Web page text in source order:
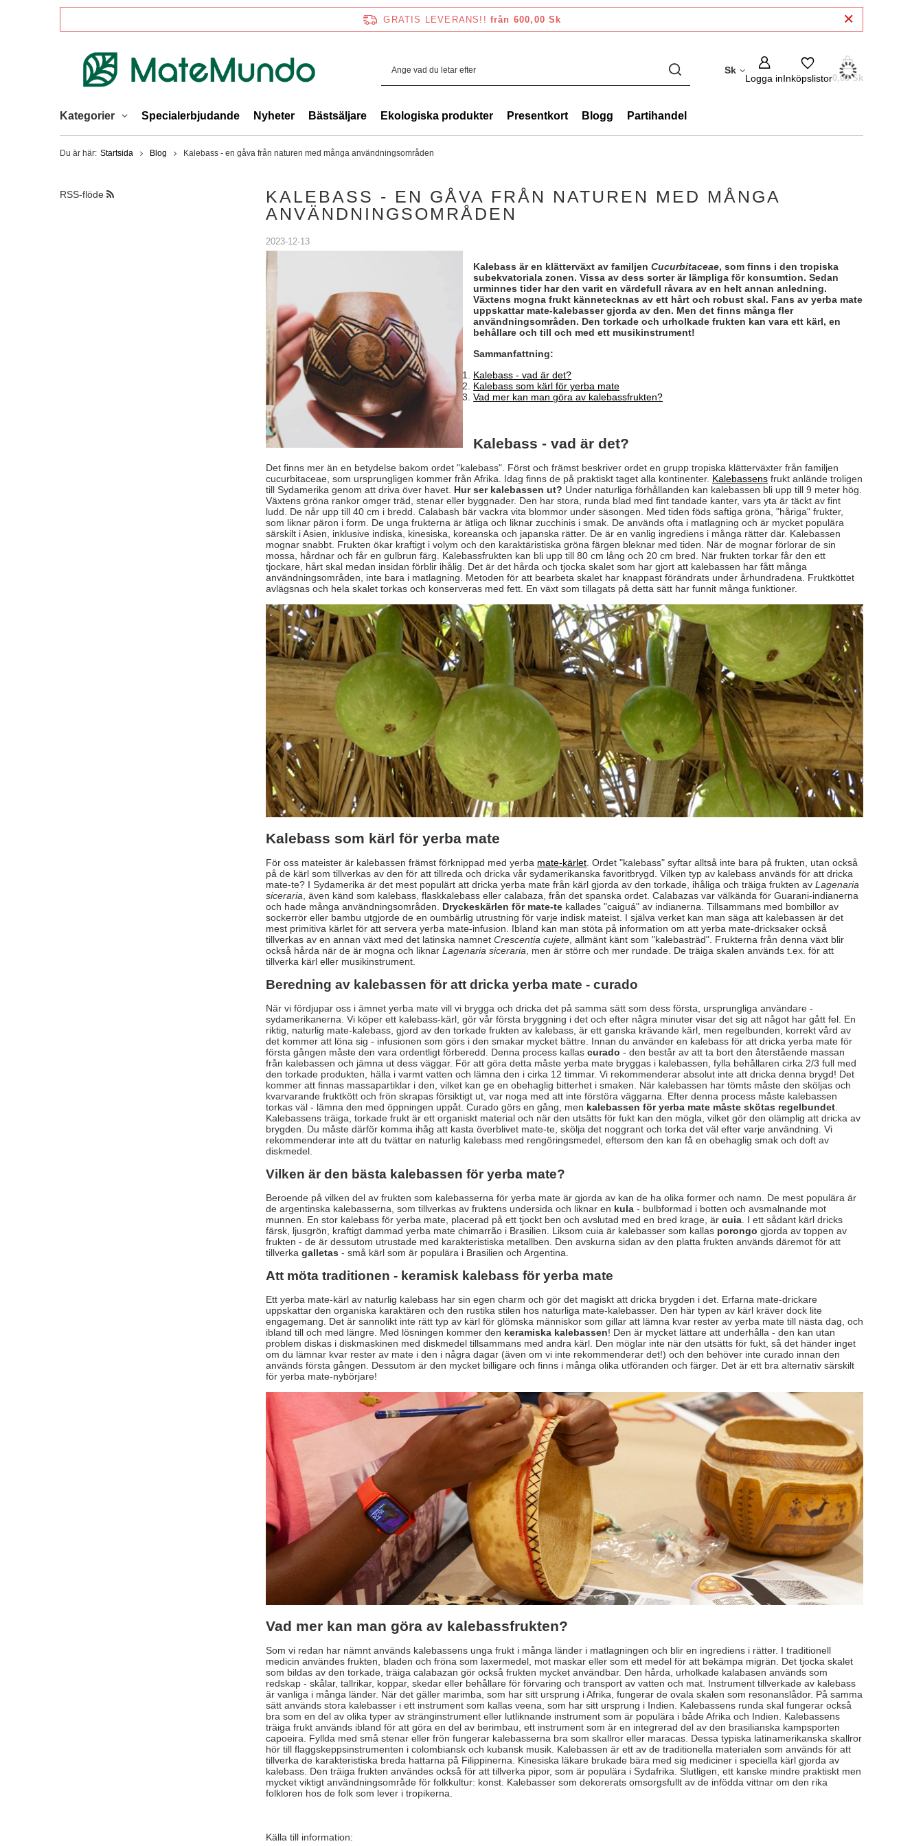
GRATIS LEVERANS!! från 600,00 Sk
Sk
Logga inInköpslistor0,00 Sk
Kategorier Specialerbjudande Nyheter Bästsäljare Ekologiska produkter Presentkort Blogg Partihandel
Du är här: Startsida Blog Kalebass - en gåva från naturen med många användningsområden
RSS-flöde
KALEBASS - EN GÅVA FRÅN NATUREN MED MÅNGA
ANVÄNDNINGSOMRÅDEN
2023-12-13
Kalebass är en klätterväxt av familjenCucurbitaceae, som finns i den tropiska
subekvatoriala zonen. Vissa av dess sorter är lämpliga för konsumtion. Sedan
urminnes tider har den varit en värdefull råvara av en helt annan anledning.
Växtens mogna frukt kännetecknas av ett hårt och robust skal. Fans av yerba mate
uppskattar mate-kalebasser gjorda av den. Men det finns många fler
användningsområden. Den torkade och urholkade frukten kan vara ett kärl, en
behållare och till och med ett musikinstrument!
Sammanfattning:
Kalebass - vad är det?
Kalebass som kärl för yerba mate
Vad mer kan man göra av kalebassfrukten?
Kalebass - vad är det?
Det finns mer än en betydelse bakom ordet "kalebass". Först och främst beskriver ordet en grupp tropiska klätterväxter från familjen
cucurbitaceae, som ursprungligen kommer från Afrika. Idag finns de på praktiskt taget alla kontinenter. Kalebassens frukt anlände troligen
till Sydamerika genom att driva över havet. Hur ser kalebassen ut? Under naturliga förhållanden kan kalebassen bli upp till 9 meter hög.
Växtens gröna rankor omger träd, stenar eller byggnader. Den har stora, runda blad med fint tandade kanter, vars yta är täckt av fint
ludd. De når upp till 40 cm i bredd. Calabash bär vackra vita blommor under säsongen. Med tiden föds saftiga gröna, "håriga" frukter,
som liknar päron i form. De unga frukterna är ätliga och liknar zucchinis i smak. De används ofta i matlagning och är mycket populära
särskilt i Asien, inklusive indiska, kinesiska, koreanska och japanska rätter. De är en vanlig ingrediens i många rätter där. Kalebassen
mognar snabbt. Frukten ökar kraftigt i volym och den karaktäristiska gröna färgen bleknar med tiden. När de mognar förlorar de sin
mossa, hårdnar och får en gulbrun färg. Kalebassfrukten kan bli upp till 80 cm lång och 20 cm bred. När frukten torkar får den ett
tjockare, hårt skal medan insidan förblir ihålig. Det är det hårda och tjocka skalet som har gjort att kalebassen har fått många
användningsområden, inte bara i matlagning. Metoden för att bearbeta skalet har knappast förändrats under århundradena. Fruktköttet
avlägsnas och hela skalet torkas och konserveras med fett. En växt som tillagats på detta sätt har funnit många funktioner.
Kalebass som kärl för yerba mate
För oss mateister är kalebassen främst förknippad med yerba mate-kärlet . Ordet "kalebass" syftar alltså inte bara på frukten, utan också
på de kärl som tillverkas av den för att tillreda och dricka vår sydamerikanska favoritbrygd. Vilken typ av kalebass används för att dricka
mate-te? I Sydamerika är det mest populärt att dricka yerba mate från kärl gjorda av den torkade, ihåliga och träiga frukten av Lagenaria
siceraria , även känd som kalebass, flaskkalebass eller calabaza, från det spanska ordet. Calabazas var välkända för Guarani-indianerna
och hade många användningsområden. Dryckeskärlen för mate-te kallades "caiguá" av indianerna. Tillsammans med bombillor av
sockerrör eller bambu utgjorde de en oumbärlig utrustning för varje indisk mateist. I själva verket kan man säga att kalebassen är det
mest primitiva kärlet för att servera yerba mate-infusion. Ibland kan man stöta på information om att yerba mate-dricksaker också
tillverkas av en annan växt med det latinska namnet Crescentia cujete , allmänt känt som "kalebasträd". Frukterna från denna växt blir
också hårda när de är mogna och liknar Lagenaria siceraria , men är större och mer rundade. De träiga skalen används t.ex. för att
tillverka kärl eller musikinstrument.
Beredning av kalebassen för att dricka yerba mate - curado
När vi fördjupar oss i ämnet yerba mate vill vi brygga och dricka det på samma sätt som dess första, ursprungliga användare -
sydamerikanerna. Vi köper ett kalebass-kärl, gör vår första bryggning i det och efter några minuter visar det sig att något har gått fel. En
riktig, naturlig mate-kalebass, gjord av den torkade frukten av kalebass, är ett ganska krävande kärl, men regelbunden, korrekt vård av
det kommer att löna sig - infusionen som görs i den smakar mycket bättre. Innan du använder en kalebass för att dricka yerba mate för
första gången måste den vara ordentligt förberedd. Denna process kallas curado - den består av att ta bort den återstående massan
från kalebassen och jämna ut dess väggar. För att göra detta måste yerba mate bryggas i kalebassen, fylla behållaren cirka 2/3 full med
den torkade produkten, hälla i varmt vatten och lämna den i cirka 12 timmar. Vi rekommenderar absolut inte att dricka denna brygd! Det
kommer att finnas massapartiklar i den, vilket kan ge en obehaglig bitterhet i smaken. När kalebassen har tömts måste den sköljas och
kvarvarande fruktkött och frön skrapas försiktigt ut, var noga med att inte förstöra väggarna. Efter denna process måste kalebassen
torkas väl - lämna den med öppningen uppåt. Curado görs en gång, men kalebassen för yerba mate måste skötas regelbundet
Kalebassens träiga, torkade frukt är ett organiskt material och när den utsätts för fukt kan den mögla, vilket gör den olämplig att dricka av
brygden. Du måste därför komma ihåg att kasta överblivet mate-te, skölja det noggrant och torka det väl efter varje användning. Vi
rekommenderar inte att du tvättar en naturlig kalebass med rengöringsmedel, eftersom den kan få en obehaglig smak och doft av
diskmedel.
Vilken är den bästa kalebassen för yerba mate?
Beroende på vilken del av frukten som kalebasserna för yerba mate är gjorda av kan de ha olika former och namn. De mest populära är
de argentinska kalebasserna, som tillverkas av fruktens undersida och liknar en kula - bulbformad i botten och avsmalnande mot
munnen. En stor kalebass för yerba mate, placerad på ett tjockt ben och avslutad med en bred krage, är cuia . I ett sådant kärl dricks
färsk, ljusgrön, kraftigt dammad yerba mate chimarrão i Brasilien. Liksom cuia är kalebasser som kallas porongo gjorda av toppen av
frukten - de är dessutom utrustade med karakteristiska metallben. Den avskurna sidan av den platta frukten används däremot för att
tillverka galletas - små kärl som är populära i Brasilien och Argentina.
Att möta traditionen - keramisk kalebass för yerba mate
Ett yerba mate-kärl av naturlig kalebass har sin egen charm och gör det magiskt att dricka brygden i det. Erfarna mate-drickare
uppskattar den organiska karaktären och den rustika stilen hos naturliga mate-kalebasser. Den här typen av kärl kräver dock lite
engagemang. Det är sannolikt inte rätt typ av kärl för glömska människor som gillar att lämna kvar rester av yerba mate till nästa dag, och
ibland till och med längre. Med lösningen kommer den keramiska kalebassen! Den är mycket lättare att underhålla - den kan utan
problem diskas i diskmaskinen med diskmedel tillsammans med andra kärl. Den möglar inte när den utsätts för fukt, så det händer inget
om du lämnar kvar rester av mate i den i några dagar (även om vi inte rekommenderar det!) och den behöver inte curado innan den
används första gången. Dessutom är den mycket billigare och finns i många olika utföranden och färger. Det är ett bra alternativ särskilt
för yerba mate-nybörjare!
Vad mer kan man göra av kalebassfrukten?
Som vi redan har nämnt används kalebassens unga frukt i många länder i matlagningen och blir en ingrediens i rätter. I traditionell
medicin användes frukten, bladen och fröna som laxermedel, mot maskar eller som ett medel för att bekämpa migrän. Det tjocka skalet
som bildas av den torkade, träiga calabazan gör också frukten mycket användbar. Den hårda, urholkade kalabasen används som
redskap - skålar, tallrikar, koppar, skedar eller behållare för förvaring och transport av vatten och mat. Instrument tillverkade av kalebass
är vanliga i många länder. När det gäller marimba, som har sitt ursprung i Afrika, fungerar de ovala skalen som resonanslådor. På samma
sätt används stora kalebasser i ett instrument som kallas veena, som har sitt ursprung i Indien. Kalebassens runda skal fungerar också
bra som en del av olika typer av stränginstrument eller lutliknande instrument som är populära i både Afrika och Indien. Kalebassens
träiga frukt används ibland för att göra en del av berimbau, ett instrument som är en integrerad del av den brasilianska kampsporten
capoeira. Fyllda med små stenar eller frön fungerar kalebasserna bra som skallror eller maracas. Dessa typiska latinamerikanska skallror
hör till flaggskeppsinstrumenten i colombiansk och kubansk musik. Kalebassen är ett av de traditionella materialen som används för att
tillverka de karakteristiska breda hattarna på Filippinerna. Kinesiska läkare brukade bära med sig mediciner i speciella kärl gjorda av
kalebass. Den träiga frukten användes också för att tillverka pipor, som är populära i Sydafrika. Slutligen, ett kanske mindre praktiskt men
mycket viktigt användningsområde för folkkultur: konst. Kalebasser som dekorerats omsorgsfullt av de infödda vittnar om den rika
folkloren hos de folk som lever i tropikerna.
Källa till information: